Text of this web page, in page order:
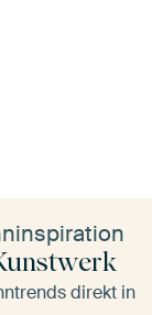
direkt in